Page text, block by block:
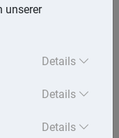
unserer
Details
Details
Details